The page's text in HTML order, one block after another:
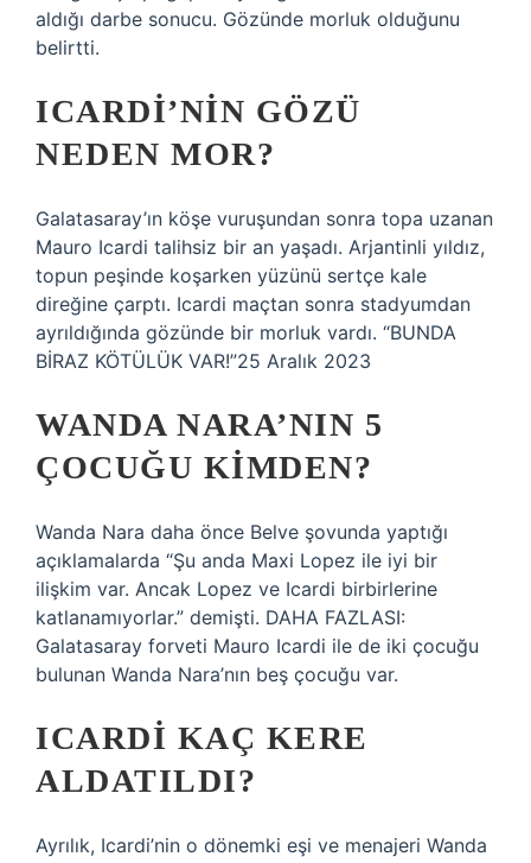
aldığı darbe sonucu. Gözünde morluk olduğunu
belirtti.
ICARDI’NIN GÖZÜ
NEDEN MOR?
Galatasaray’ın köşe vuruşundan sonra topa uzanan
Mauro Icardi talihsiz bir an yaşadı. Arjantinli yıldız,
topun peşinde koşarken yüzünü sertçe kale
direğine çarptı. Icardi maçtan sonra stadyumdan
ayrıldığında gözünde bir morluk vardı. “BUNDA
BİRAZ KÖTÜLÜK VAR!”25 Aralık 2023
WANDA NARA’NIN 5
ÇOCUĞU KIMDEN?
Wanda Nara daha önce Belve şovunda yaptığı
açıklamalarda “Şu anda Maxi Lopez ile iyi bir
ilişkim var. Ancak Lopez ve Icardi birbirlerine
katlanamıyorlar.” demişti. DAHA FAZLASI:
Galatasaray forveti Mauro Icardi ile de iki çocuğu
bulunan Wanda Nara’nın beş çocuğu var.
ICARDI KAÇ KERE
ALDATILDI?
Ayrılık, Icardi’nin o dönemki eşi ve menajeri Wanda